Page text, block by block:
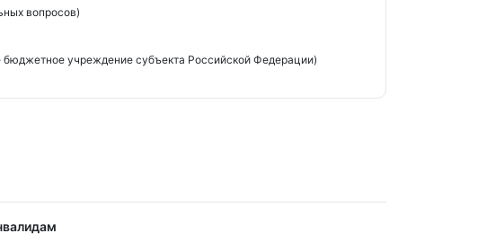
вопросов)
бюджетное учреждение субъекта Российской Федерации)